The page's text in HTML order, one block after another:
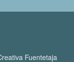
Fuentetaja